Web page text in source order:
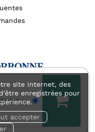
site internet, des
enregistrées pour
accepter
€
: non conforme
(RGPD)
générales d’utilisation